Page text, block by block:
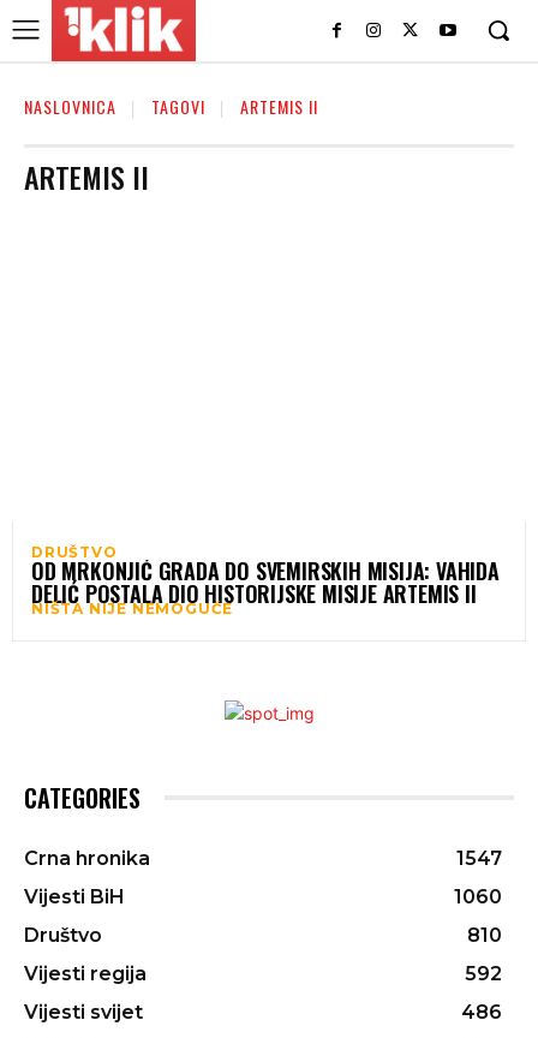
NASLOVNICA TAGOVI ARTEMIS II
ARTEMIS II
DRUŠTVO
OD MRKONJIĆ GRADA DO SVEMIRSKIH MISIJA: VAHIDA
DELIĆ POSTALA DIO HISTORIJSKE MISIJE ARTEMIS II
NIŠTA NIJE NEMOGUĆE
CATEGORIES
Crna hronika
1547
Vijesti BiH
1060
Društvo
810
Vijesti regija
592
Vijesti svijet
486